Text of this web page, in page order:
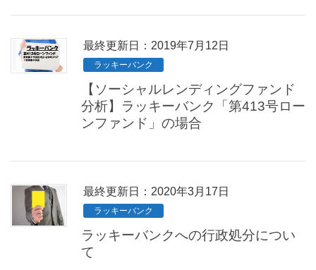
最終更新日：2019年7月12日
ラッキーバンク
【ソーシャルレンディングファンド
分析】ラッキーバンク「第413号ロー
ンファンド」の場合
最終更新日：2020年3月17日
ラッキーバンク
ラッキーバンクへの行政処分につい
て